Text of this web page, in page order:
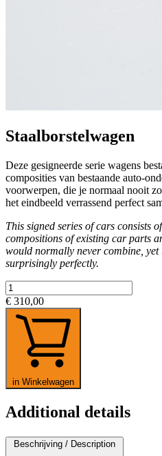
Staalborstelwagen
Deze gesigneerde serie wagens
composities van bestaande auto-
voorwerpen, die je normaal nooit
het eindbeeld verrassend perfect
This signed series of cars consists
compositions of existing car parts
would normally never combine,
surprisingly perfectly.
€ 310,00
in Winkelwagen
Additional details
Beschrijving / Description